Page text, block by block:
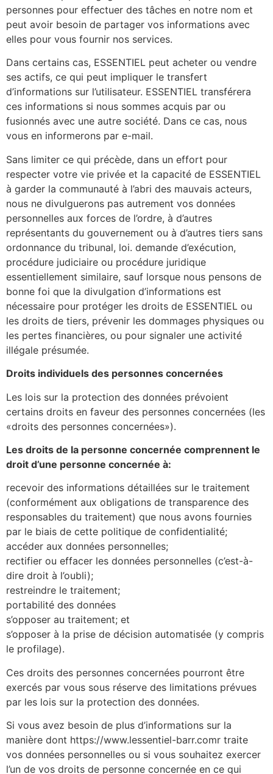
personnes pour effectuer des tâches en notre nom et
peut avoir besoin de partager vos informations avec
elles pour vous fournir nos services.
Dans certains cas, ESSENTIEL peut acheter ou vendre
ses actifs, ce qui peut impliquer le transfert
d’informations sur l’utilisateur. ESSENTIEL transférera
ces informations si nous sommes acquis par ou
fusionnés avec une autre société. Dans ce cas, nous
vous en informerons par e-mail.
Sans limiter ce qui précède, dans un effort pour
respecter votre vie privée et la capacité de ESSENTIEL
à garder la communauté à l’abri des mauvais acteurs,
nous ne divulguerons pas autrement vos données
personnelles aux forces de l’ordre, à d’autres
représentants du gouvernement ou à d’autres tiers sans
ordonnance du tribunal, loi. demande d’exécution,
procédure judiciaire ou procédure juridique
essentiellement similaire, sauf lorsque nous pensons de
bonne foi que la divulgation d’informations est
nécessaire pour protéger les droits de ESSENTIEL ou
les droits de tiers, prévenir les dommages physiques ou
les pertes financières, ou pour signaler une activité
illégale présumée.
Droits individuels des personnes concernées
Les lois sur la protection des données prévoient
certains droits en faveur des personnes concernées (les
«droits des personnes concernées»).
Les droits de la personne concernée comprennent le
droit d’une personne concernée à:
recevoir des informations détaillées sur le traitement
(conformément aux obligations de transparence des
responsables du traitement) que nous avons fournies
par le biais de cette politique de confidentialité;
accéder aux données personnelles;
rectifier ou effacer les données personnelles (c’est-à-
dire droit à l’oubli);
restreindre le traitement;
portabilité des données
s’opposer au traitement; et
s’opposer à la prise de décision automatisée (y compris
le profilage).
Ces droits des personnes concernées pourront être
exercés par vous sous réserve des limitations prévues
par les lois sur la protection des données.
Si vous avez besoin de plus d’informations sur la
manière dont https://www.lessentiel-barr.comr traite
vos données personnelles ou si vous souhaitez exercer
l’un de vos droits de personne concernée en ce qui